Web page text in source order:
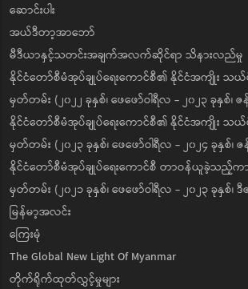
ဆောင်းပါး
အယ်ဒီတာ့အာဘော်
မီဒီယာနှင့်သတင်းအချက်အလက်ဆိုင်ရာ သိနားလည်မှု
နိုင်ငံတော်စီမံအုပ်ချုပ်ရေးကောင်စီ၏ နိုင်ငံအကျိုး သ
မှတ်တမ်း (၂၀၂၂ ခုနှစ်၊ ဖေဖော်ဝါရီလ - ၂၀၂၃ ခုနှစ်၊
နိုင်ငံတော်စီမံအုပ်ချုပ်ရေးကောင်စီ၏ နိုင်ငံအကျိုး သ
မှတ်တမ်း (၂၀၂၃ ခုနှစ်၊ ဖေဖော်ဝါရီလ - ၂၀၂၄ ခုနှစ်၊
နိုင်ငံတော်စီမံအုပ်ချုပ်ရေးကောင်စီ တာဝန်ယူခဲ့သည့်
မှတ်တမ်း (၂၀၂၁ ခုနှစ်၊ ဖေဖော်ဝါရီလ - ၂၀၂၃ ခုနှစ်၊
မြန်မာ့အလင်း
ကြေးမုံ
The Global New Light Of Myanmar
တိုက်ရိုက်ထုတ်လွှင့်မှုများ